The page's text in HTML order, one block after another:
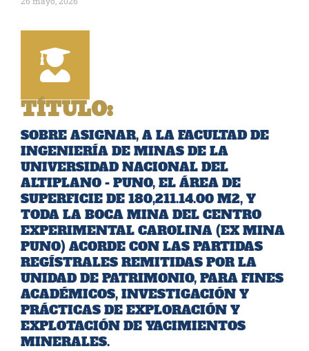
TÍTULO:
SOBRE ASIGNAR, A LA FACULTAD DE
INGENIERÍA DE MINAS DE LA
UNIVERSIDAD NACIONAL DEL
ALTIPLANO - PUNO, EL ÁREA DE
SUPERFICIE DE 180,211.14.00 M2, Y
TODA LA BOCA MINA DEL CENTRO
EXPERIMENTAL CAROLINA (EX MINA
PUNO) ACORDE CON LAS PARTIDAS
REGÍSTRALES REMITIDAS POR LA
UNIDAD DE PATRIMONIO, PARA FINES
ACADÉMICOS, INVESTIGACIÓN Y
PRÁCTICAS DE EXPLORACIÓN Y
EXPLOTACIÓN DE YACIMIENTOS
MINERALES.